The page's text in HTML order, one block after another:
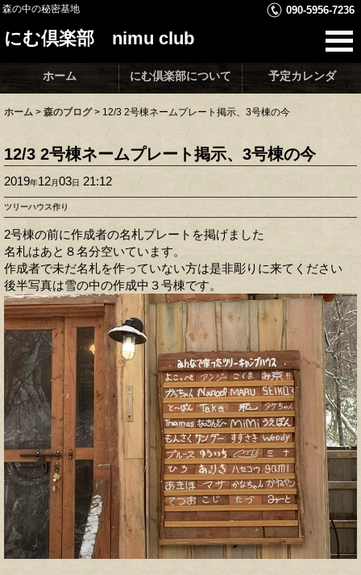
森の中の秘密基地 090-5956-7236
にむ倶楽部 nimu club
ホーム にむ倶楽部について 予定カレンダ
ホーム > 森のブログ > 12/3 2号棟ネームプレート掲示、3号棟の今
12/3 2号棟ネームプレート掲示、3号棟の今
2019年12月03日 21:12
ツリーハウス作り
2号棟の前に作成者の名札プレートを掲げました
名札はあと８名分空いています。
作成者で未だ名札を作っていない方は是非彫りに来てください
後半写真は雪の中の作成中３号棟です。